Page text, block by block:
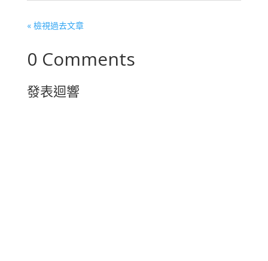
« 檢視過去文章
0 Comments
發表迴響